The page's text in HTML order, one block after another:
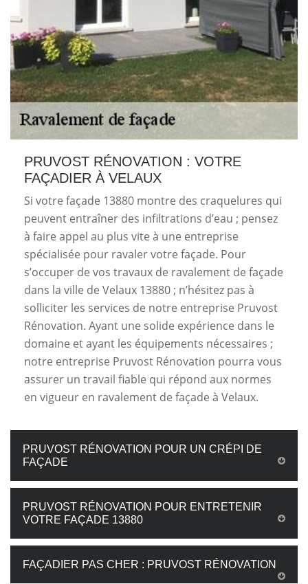
PRUVOST RÉNOVATION : VOTRE
FAÇADIER À VELAUX
Si votre façade 13880 montre des craquelures qui
peuvent entraîner des infiltrations d’eau ; pensez
à faire appel au plus vite à une entreprise
spécialisée pour ravaler votre façade. Pour
s’occuper de vos travaux de ravalement de façade
dans la ville de Velaux 13880 ; n’hésitez pas à
solliciter les services de notre entreprise Pruvost
Rénovation. Ayant une solide expérience dans le
domaine et ayant les équipements nécessaires ;
notre entreprise Pruvost Rénovation pourra vous
assurer un travail fiable qui répond aux normes
en vigueur en ravalement de façade à Velaux.
PRUVOST RÉNOVATION POUR UN CRÉPI DE
FAÇADE
PRUVOST RÉNOVATION POUR ENTRETENIR
VOTRE FAÇADE 13880
FAÇADIER PAS CHER : PRUVOST RÉNOVATION